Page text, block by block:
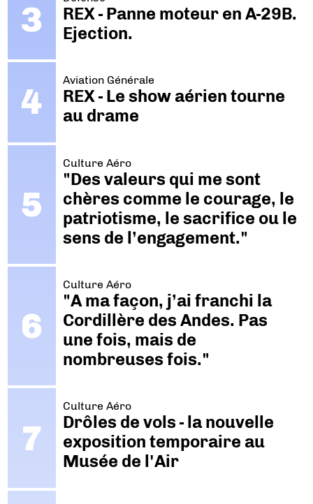
REX - Panne moteur en A-29B.
Ejection.
Aviation Générale
REX - Le show aérien tourne
au drame
Culture Aéro
"Des valeurs qui me sont
chères comme le courage, le
patriotisme, le sacrifice ou le
sens de l’engagement."
Culture Aéro
"A ma façon, j’ai franchi la
Cordillère des Andes. Pas
une fois, mais de
nombreuses fois."
Culture Aéro
Drôles de vols - la nouvelle
exposition temporaire au
Musée de l'Air